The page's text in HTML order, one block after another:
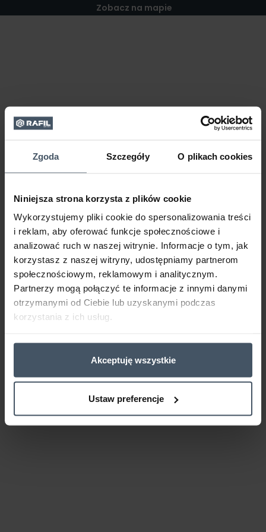
Zgoda Szczegóły O plikach cookies
Niniejsza strona korzysta z plików cookie
Wykorzystujemy pliki cookie do spersonalizowania treści
i reklam, aby oferować funkcje społecznościowe i
analizować ruch w naszej witrynie. Informacje o tym, jak
korzystasz z naszej witryny, udostępniamy partnerom
społecznościowym, reklamowym i analitycznym.
Partnerzy mogą połączyć te informacje z innymi danymi
otrzymanymi od Ciebie lub uzyskanymi podczas
korzystania z ich usług.
Akceptuję wszystkie
Ustaw preferencje
Zobacz na mapie